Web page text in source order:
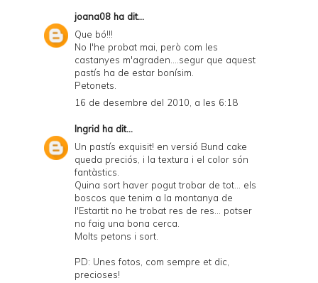
joana08 ha dit...
Que bó!!!
No l'he probat mai, però com les
castanyes m'agraden....segur que aquest
pastís ha de estar bonísim.
Petonets.
16 de desembre del 2010, a les 6:18
Ingrid ha dit...
Un pastís exquisit! en versió Bund cake
queda preciós, i la textura i el color són
fantàstics.
Quina sort haver pogut trobar de tot... els
boscos que tenim a la montanya de
l'Estartit no he trobat res de res... potser
no faig una bona cerca.
Molts petons i sort.
PD: Unes fotos, com sempre et dic,
precioses!